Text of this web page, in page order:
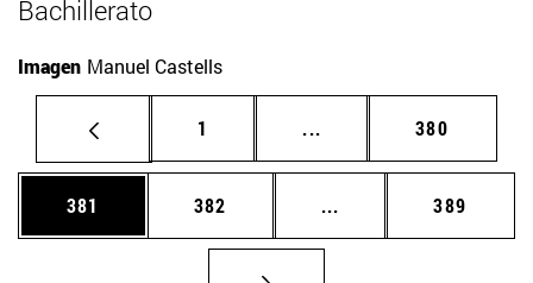
Bachillerato
Imagen Manuel Castells
Página
1 ... Páginas intermedias
Página
380
Página
381 Página
382 ... Páginas intermedias
Página
389